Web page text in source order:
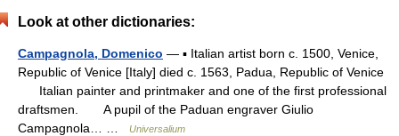
Look at other dictionaries:
Campagnola, Domenico — ▪ Italian artist born c. 1500, Venice,
Republic of Venice [Italy] died c. 1563, Padua, Republic of Venice
Italian painter and printmaker and one of the first professional
draftsmen. A pupil of the Paduan engraver Giulio
Campagnola… …
Universalium